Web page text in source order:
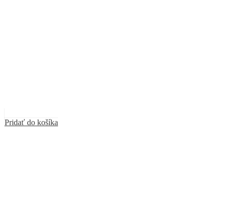
Pridať do košíka